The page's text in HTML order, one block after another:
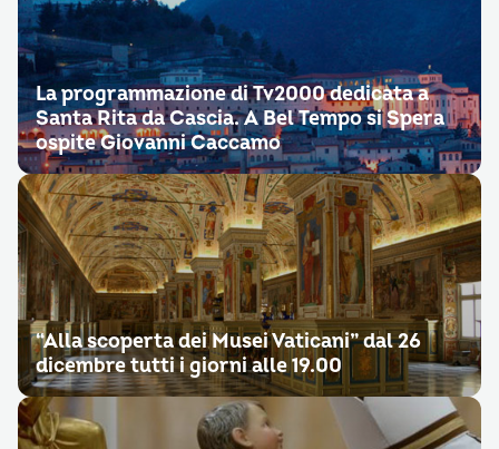
La programmazione di Tv2000 dedicata a
Santa Rita da Cascia. A Bel Tempo si Spera
ospite Giovanni Caccamo
“Alla scoperta dei Musei Vaticani” dal 26
dicembre tutti i giorni alle 19.00